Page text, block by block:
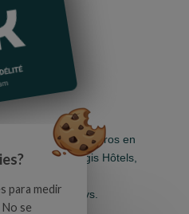
gratis Acumule euros en
los hoteles Logis Hôtels,
Auberge de Pays.
para medir
No se